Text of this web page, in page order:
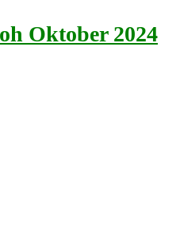
Oktober 2024